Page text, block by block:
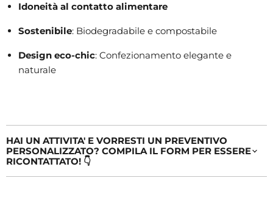
Idoneità al contatto alimentare
Sostenibile: Biodegradabile e compostabile
Design eco-chic: Confezionamento elegante e
naturale
HAI UN ATTIVITA' E VORRESTI UN PREVENTIVO
PERSONALIZZATO? COMPILA IL FORM PER ESSERE
RICONTATTATO! 👇